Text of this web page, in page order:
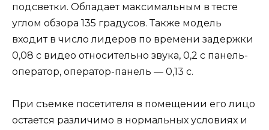
подсветки. Обладает максимальным в тесте
углом обзора 135 градусов. Также модель
входит в число лидеров по времени задержки
0,08 с видео относительно звука, 0,2 с панель-
оператор, оператор-панель — 0,13 с.
При съемке посетителя в помещении его лицо
остается различимо в нормальных условиях и